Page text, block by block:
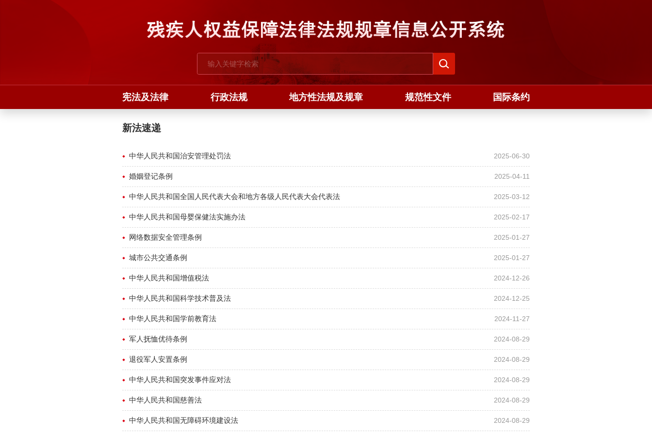
宪法及法律 行政法规 地方性法规及规章 规范性文件 国际条约
新法速递
2025-06-30
中华人民共和国治安管理处罚法
2025-04-11
婚姻登记条例
2025-03-12
中华人民共和国全国人民代表大会和地方各级人民代表大会代表法
2025-02-17
中华人民共和国母婴保健法实施办法
2025-01-27
网络数据安全管理条例
2025-01-27
城市公共交通条例
2024-12-26
中华人民共和国增值税法
2024-12-25
中华人民共和国科学技术普及法
2024-11-27
中华人民共和国学前教育法
2024-08-29
军人抚恤优待条例
2024-08-29
退役军人安置条例
2024-08-29
中华人民共和国突发事件应对法
2024-08-29
中华人民共和国慈善法
2024-08-29
中华人民共和国无障碍环境建设法